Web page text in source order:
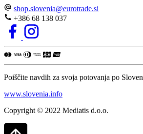
shop.slovenia@eurotrade.si
+386 68 138 037
Poiščite navdih za svoja potovanja po
www.slovenia.info
Copyright © 2022 Mediatis d.o.o.